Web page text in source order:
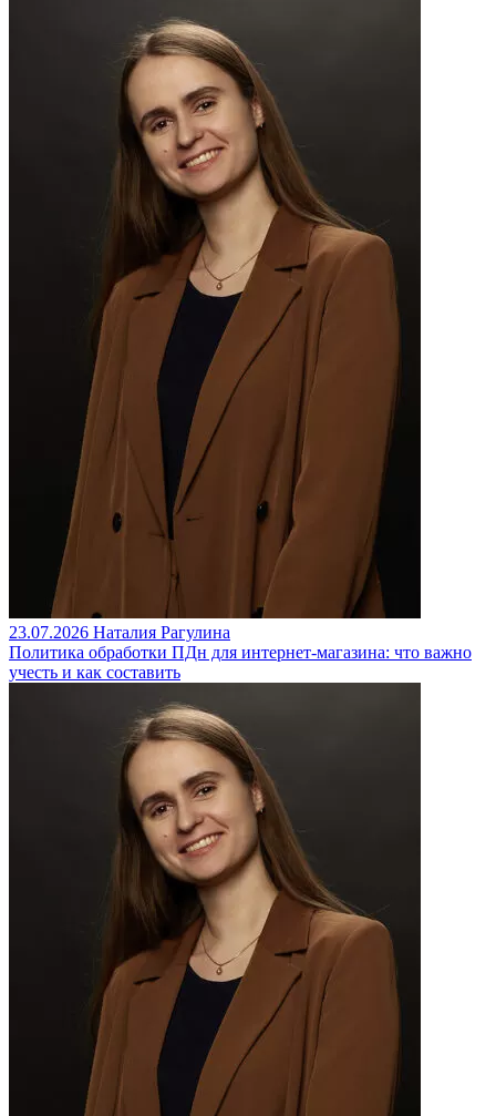
23.07.2026 Наталия Рагулина
Политика обработки ПДн для интернет-магазина: что важно
учесть и как составить